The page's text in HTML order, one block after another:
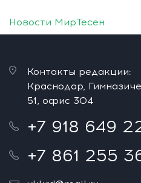
Новости МирТесен
Контакты редакции:
Краснодар,
51, офис 304
+7 918 649
+7 861 255